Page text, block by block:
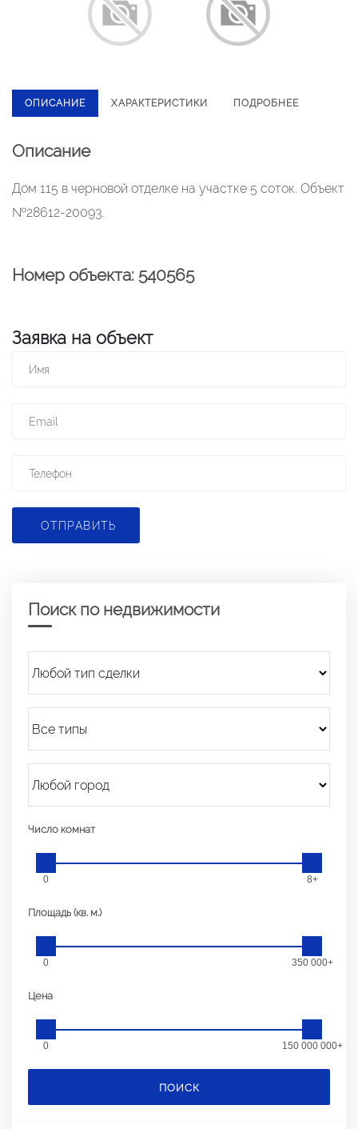
ОПИСАНИЕ ХАРАКТЕРИСТИКИ ПОДРОБНЕЕ
Описание
Дом 115 в черновой отделке на участке 5 соток. Объект
№28612-20093.
Номер объекта: 540565
Заявка на объект
ОТПРАВИТЬ
Поиск по недвижимости
Число комнат
0 8+
Площадь (кв. м.)
0 350 000+
Цена
0 150 000 000+
ПОИСК